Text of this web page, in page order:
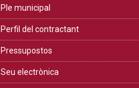
Ple municipal
Perfil del contractant
Pressupostos
Seu electrònica